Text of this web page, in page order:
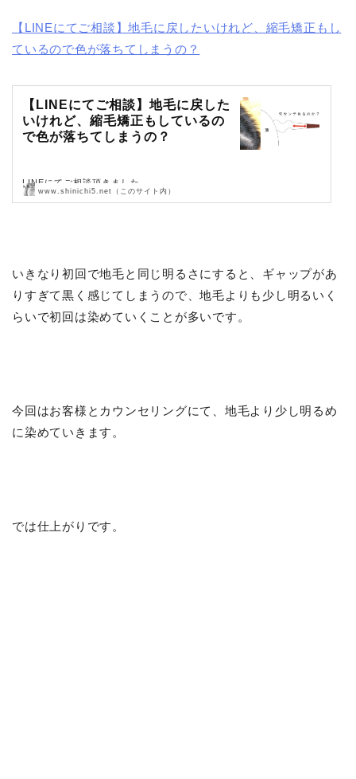
【LINEにてご相談】地毛に戻したいけれど、縮毛矯正もし
ているので色が落ちてしまうの？
【LINEにてご相談】地毛に戻した
いけれど、縮毛矯正もしているの
で色が落ちてしまうの？
LINEにてご相談頂きました。
www.shinichi5.net（このサイト内）
いきなり初回で地毛と同じ明るさにすると、ギャップがあ
りすぎて黒く感じてしまうので、地毛よりも少し明るいく
らいで初回は染めていくことが多いです。
今回はお客様とカウンセリングにて、地毛より少し明るめ
に染めていきます。
では仕上がりです。